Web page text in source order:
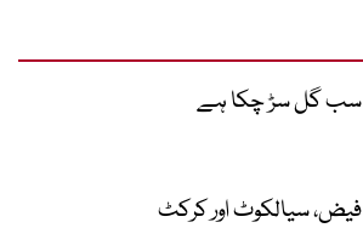
سب گل سڑ چکا ہے
فیض، سیالکوٹ اور کرکٹ